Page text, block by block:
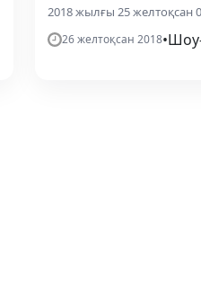
2018 жылғы 25 желтоқсан
26 желтоқсан 2018•